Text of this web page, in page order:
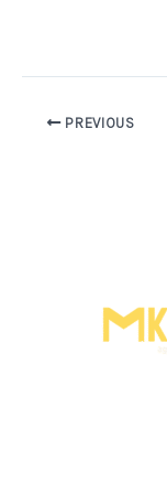
PREVIOUS